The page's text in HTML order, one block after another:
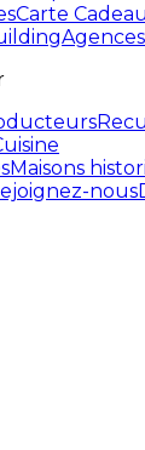
Carte Cadeau
Maisons
nous